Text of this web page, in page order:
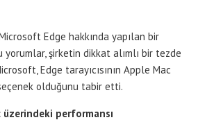
Edge hakkında yapılan bir
şirketin dikkat alımlı bir tezde
Edge tarayıcısının Apple Mac
olduğunu tabir etti.
üzerindeki performansı